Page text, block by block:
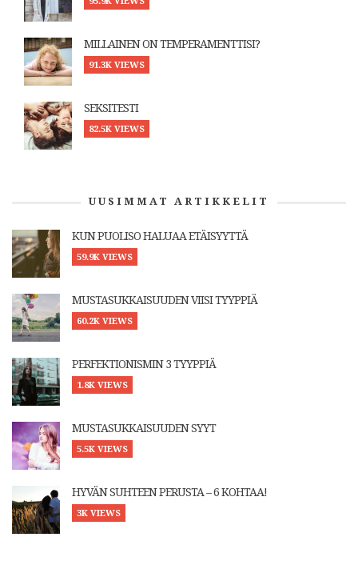
MILLAINEN ON TEMPERAMENTTISI?
91.3K VIEWS
SEKSITESTI
82.5K VIEWS
UUSIMMAT ARTIKKELIT
KUN PUOLISO HALUAA ETÄISYYTTÄ
59.9K VIEWS
MUSTASUKKAISUUDEN VIISI TYYPPIÄ
60.2K VIEWS
PERFEKTIONISMIN 3 TYYPPIÄ
1.8K VIEWS
MUSTASUKKAISUUDEN SYYT
5.5K VIEWS
HYVÄN SUHTEEN PERUSTA – 6 KOHTAA!
3K VIEWS